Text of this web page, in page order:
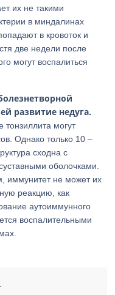
их не такими
в миндалинах
в кровоток и
две недели после
могут воспалиться
развитие недуга.
могут
Однако только 10 –
сходна с
оболочками.
иммунитет не может их
реакцию, как
аутоиммунного
воспалительными